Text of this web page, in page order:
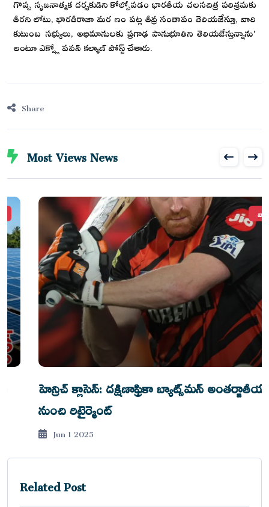
తీరని లోటు, భారతీరాజా మర ణం పట్ల తీవ్ర సంతాపం తెలియజేస్తూ, వారి
కుటుంబ సభ్యులు, అభిమానులకు ప్రగాఢ సానుభూతిని తెలియజేస్తున్నాను'
అంటూ ఎక్స్లో పవన్ కల్యాణ్ పోస్ట్ చేశారు.
Share
Most Views News
వార్తలు
హెన్రిచ్ క్లాసెన్: దక్షిణాఫ్రికా బ్యాట్స్‌మన్ అంతర్జాతీయ క్రికెట్
నుంచి రిటైర్మెంట్
Jun 1 2025
Related Post